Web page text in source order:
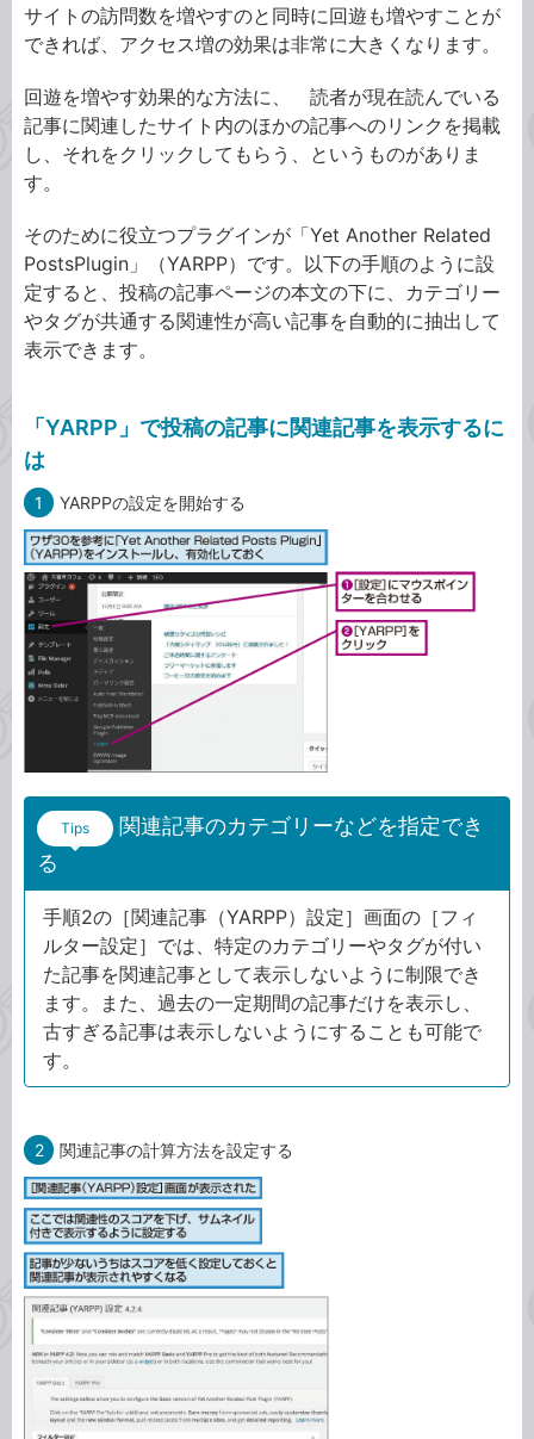
サイトの訪問数を増やすのと同時に回遊も増やすことが
できれば、アクセス増の効果は非常に大きくなります。
回遊を増やす効果的な方法に、 読者が現在読んでいる
記事に関連したサイト内のほかの記事へのリンクを掲載
し、それをクリックしてもらう、というものがありま
す。
そのために役立つプラグインが「Yet Another Related
PostsPlugin」（YARPP）です。以下の手順のように設
定すると、投稿の記事ページの本文の下に、カテゴリー
やタグが共通する関連性が高い記事を自動的に抽出して
表示できます。
「YARPP」で投稿の記事に関連記事を表示するに
は
1 YARPPの設定を開始する
Tips
関連記事のカテゴリーなどを指定でき
る
手順2の［関連記事（YARPP）設定］画面の［フィ
ルター設定］では、特定のカテゴリーやタグが付い
た記事を関連記事として表示しないように制限でき
ます。また、過去の一定期間の記事だけを表示し、
古すぎる記事は表示しないようにすることも可能で
す。
2 関連記事の計算方法を設定する